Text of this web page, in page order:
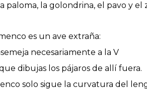
paloma, la golondrina, el pavo y el
es un ave extraña:
necesariamente a la V
dibujas los pájaros de allí fuera.
solo sigue la curvatura del